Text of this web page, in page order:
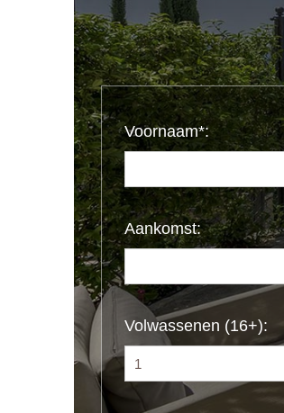
Voornaam*:
Aankomst:
Volwassenen (16+):